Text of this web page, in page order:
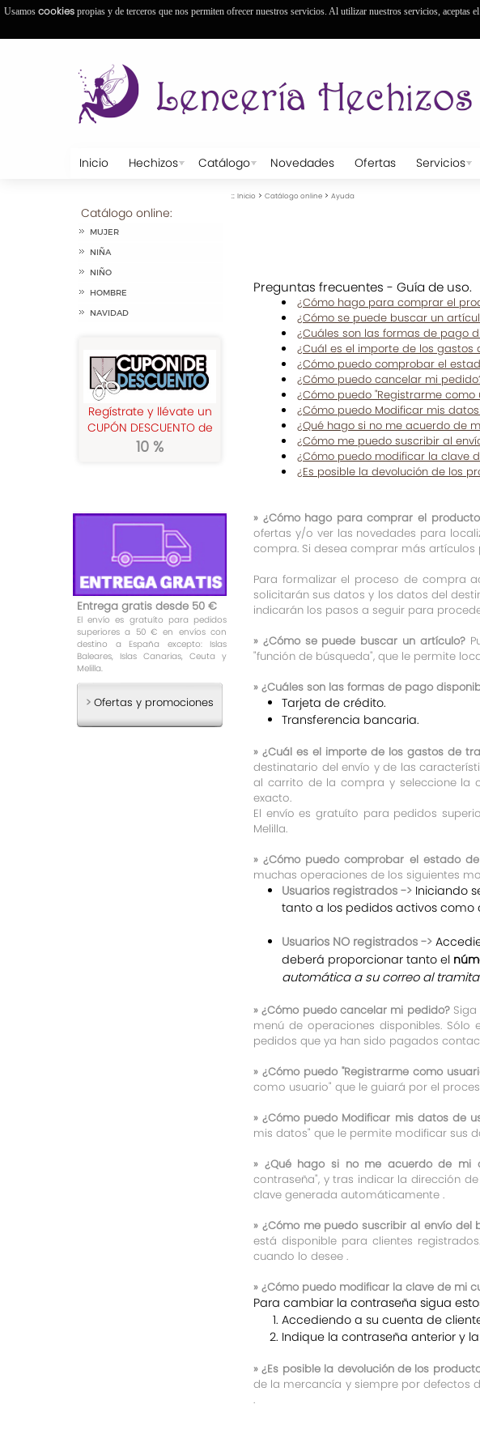
Inicio Hechizos Catálogo Novedades Ofertas Servicios
Catálogo online:
MUJER
NIÑA
NIÑO
HOMBRE
NAVIDAD
Regístrate y llévate un
CUPÓN DESCUENTO de
10 %
Entrega gratis desde 50 €
El envío es gratuíto para pedidos
superiores a 50 € en envíos con
destino a España excepto: Islas
Baleares, Islas Canarias, Ceuta y
Melilla.
> Ofertas y promociones
:: Inicio > Catálogo online > Ayuda
Preguntas frecuentes - Guía de uso.
¿Cómo hago para comprar el
¿Cómo se puede buscar un
¿Cuáles son las formas de pago
¿Cuál es el importe de los gastos
¿Cómo puedo comprobar el
¿Cómo puedo cancelar mi
¿Cómo puedo "Registrarme como
¿Cómo puedo Modificar mis
¿Qué hago si no me acuerdo de
¿Cómo me puedo suscribir al
¿Cómo puedo modificar la clave
¿Es posible la devolución de los
» ¿Cómo hago para comprar el
ofertas y/o ver las novedades para
compra. Si desea comprar más
Para formalizar el proceso de compra
solicitarán sus datos y los datos del
indicarán los pasos a seguir para
» ¿Cómo se puede buscar un artículo?
"función de búsqueda", que le permite
» ¿Cuáles son las formas de pago
Tarjeta de crédito.
Transferencia bancaria.
» ¿Cuál es el importe de los gastos de
destinatario del envío y de las
al carrito de la compra y seleccione la
exacto.
El envío es gratuíto para pedidos
Melilla.
» ¿Cómo puedo comprobar el estado
muchas operaciones de los siguientes
Usuarios registrados -> Iniciando
tanto a los pedidos activos como
Usuarios NO registrados ->
deberá proporcionar tanto el
automática a su correo al
» ¿Cómo puedo cancelar mi pedido?
menú de operaciones disponibles.
pedidos que ya han sido pagados
» ¿Cómo puedo "Registrarme como
como usuario" que le guiará por el
» ¿Cómo puedo Modificar mis datos de
mis datos" que le permite modificar sus
» ¿Qué hago si no me acuerdo de mi
contraseña", y tras indicar la dirección
clave generada automáticamente .
» ¿Cómo me puedo suscribir al envío del
está disponible para clientes
cuando lo desee .
» ¿Cómo puedo modificar la clave de mi
Para cambiar la contraseña sigua
Accediendo a su cuenta de
Indique la contraseña anterior y
» ¿Es posible la devolución de los
de la mercancía y siempre por defectos
.
Usamos cookies propias y de terceros que nos permiten ofrecer nuestros servicios. Al utilizar nuestros servicios, aceptas